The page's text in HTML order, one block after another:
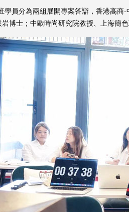
學員分為兩組展開專案答辯，香港高
博士；中歐時尚研究院教授、上海簡